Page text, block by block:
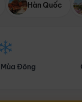
Hàn Quốc
Du lịch